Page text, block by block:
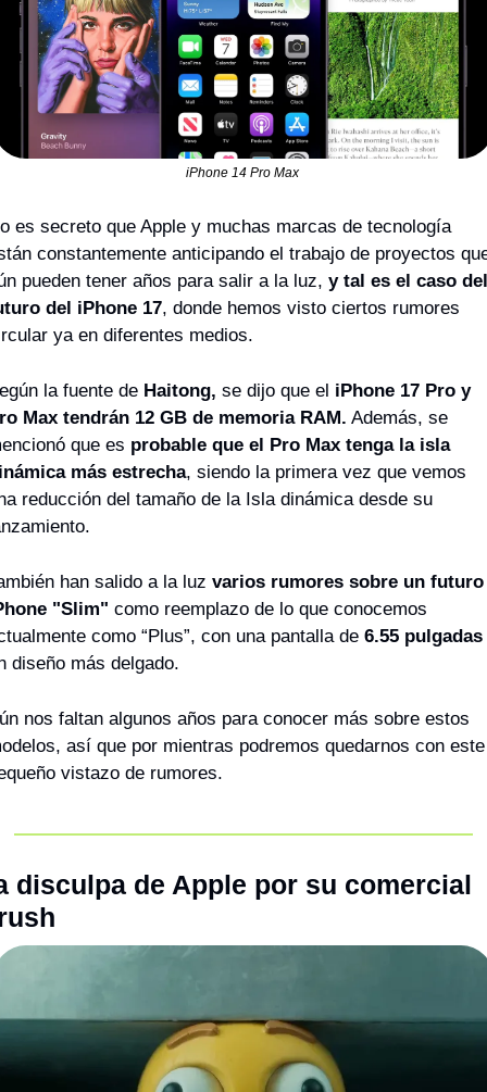
iPhone 14 Pro Max
es secreto que Apple y muchas marcas de tecnología
constantemente anticipando el trabajo de proyectos
pueden tener años para salir a la luz, y tal es el caso del
del iPhone 17, donde hemos visto ciertos rumores
ya en diferentes medios.
la fuente de Haitong, se dijo que el iPhone 17 Pro y
Max tendrán 12 GB de memoria RAM. Además, se
que es probable que el Pro Max tenga la isla
más estrecha, siendo la primera vez que vemos
reducción del tamaño de la Isla dinámica desde su
han salido a la luz varios rumores sobre un futuro
"Slim" como reemplazo de lo que conocemos
como “Plus”, con una pantalla de 6.55 pulgadas
diseño más delgado.
nos faltan algunos años para conocer más sobre estos
así que por mientras podremos quedarnos con este
vistazo de rumores.
disculpa de Apple por su comercial